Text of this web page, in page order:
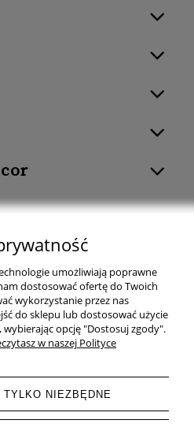
at naturalhomedecor.pl | Tel.:
| REGON: 381429127
- Naturalhomedecor.pl
umożliwiają poprawne
dostosować ofertę do Twoich
wykorzystanie przez nas
do sklepu lub dostosować użycie
opcję "Dostosuj zgody".
w naszej Polityce
NIEZBĘDNE